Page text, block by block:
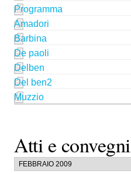
Atti e convegni
Programma
Amadori
Barbina
De paoli
Delben
Del ben2
Muzzio